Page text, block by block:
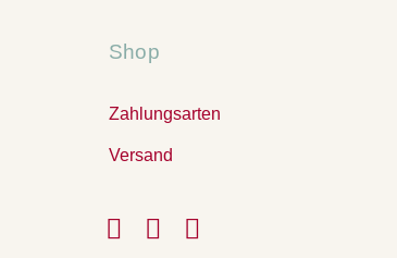
Shop
Zahlungsarten
Versand